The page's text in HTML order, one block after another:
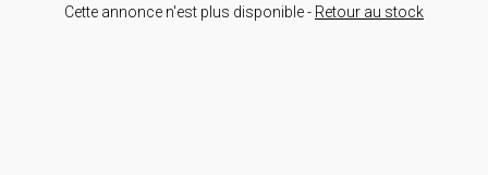
Cette annonce n'est plus disponible - Retour au stock